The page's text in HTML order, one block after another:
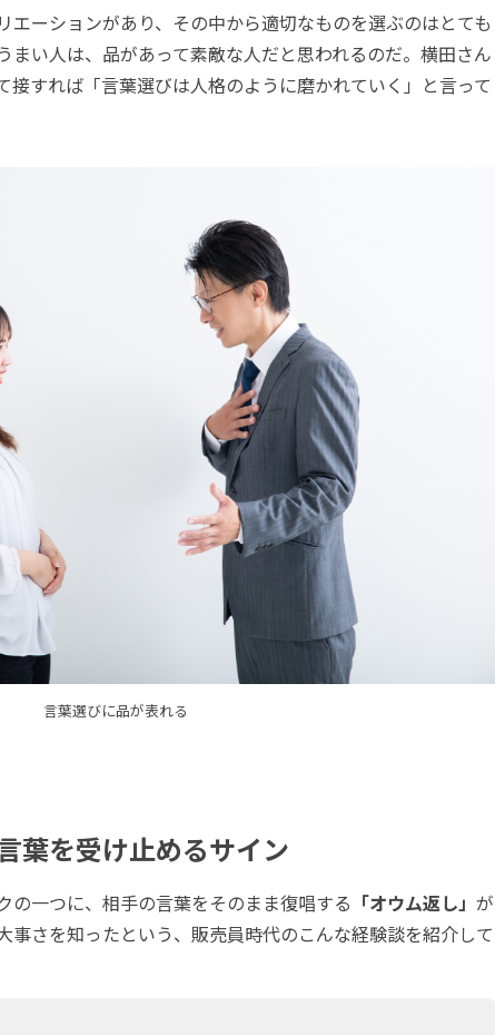
ーションがあり、その中から適切なものを選ぶのはとても
まい人は、品があって素敵な人だと思われるのだ。横田さん
接すれば「言葉選びは人格のように磨かれていく」と言って
言葉選びに品が表れる
葉を受け止めるサイン
一つに、相手の言葉をそのまま復唱する 「オウム返し」 が
事さを知ったという、販売員時代のこんな経験談を紹介して